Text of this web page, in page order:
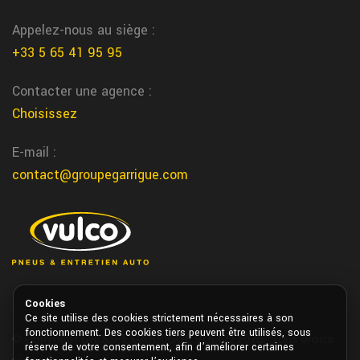
meilleure adherence
Remplacez vos pneus a temps dans nos 31 centres localises
dans le Sud-Ouest de Vulco Garrigue
Villeneuve sur lot garage
Nous realisons la reparation de vos pneus directement a
Villeneuve sur lot chez Garrigue Vulco
Montreal du gers courroie distribition
distribution dans notre atelier de Montreal du gers
sanilhac climatisation voiture
sanilhac chez garrigue vulco
entretien flotte vehicule taxi autour de
Appelez-nous au siège :
+33 5 65 41 95 95
Contacter une agence :
Choisissez
E-mail :
contact@groupegarrigue.com
© Copyright GROUPE GARRIGUE VULCO 2026. Tous droits
Cookies
Ce site utilise des cookies strictement nécessaires à son
fonctionnement. Des cookies tiers peuvent être utilisés, sous
réserve de votre consentement, afin d’améliorer certaines